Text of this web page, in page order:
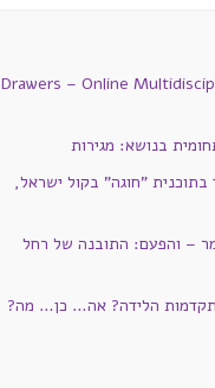
Drawers – Online
בנושא: מגירות
"חוגה" בקול ישראל,
– והפעם: התובנה של רחל
הלידה? אה… כן… מה?